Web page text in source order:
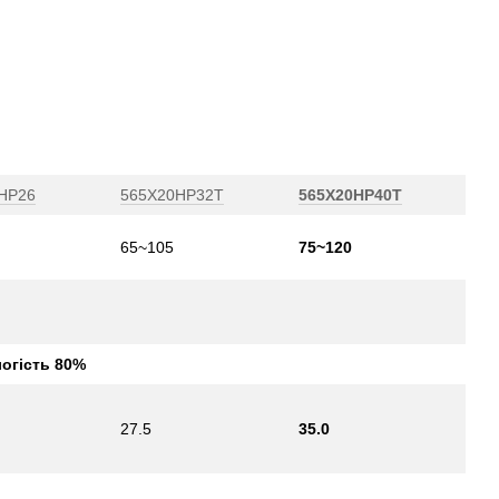
565X20HP32T 565X20HP40T
65~105 75~120
80%
27.5 35.0